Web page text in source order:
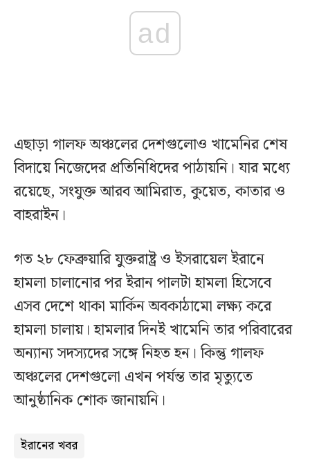
ad
এছাড়া গালফ অঞ্চলের দেশগুলোও খামেনির শেষ
বিদায়ে নিজেদের প্রতিনিধিদের পাঠায়নি। যার মধ্যে
রয়েছে, সংযুক্ত আরব আমিরাত, কুয়েত, কাতার ও
বাহরাইন।
গত ২৮ ফেব্রুয়ারি যুক্তরাষ্ট্র ও ইসরায়েল ইরানে
হামলা চালানোর পর ইরান পালটা হামলা হিসেবে
এসব দেশে থাকা মার্কিন অবকাঠামো লক্ষ্য করে
হামলা চালায়। হামলার দিনই খামেনি তার পরিবারের
অন্যান্য সদস্যদের সঙ্গে নিহত হন। কিন্তু গালফ
অঞ্চলের দেশগুলো এখন পর্যন্ত তার মৃত্যুতে
আনুষ্ঠানিক শোক জানায়নি।
ইরানের খবর